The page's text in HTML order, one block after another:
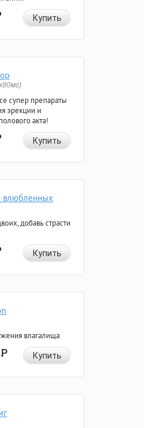
Купить
супер препараты
эрекции и
акта!
Купить
влюбленных
добавь страсти
Купить
влагалища
Р Купить